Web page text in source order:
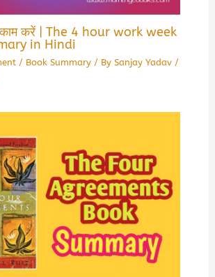
करें | The 4 hour work week
in Hindi
/ Book Summary/ By Sanjay Yadav /